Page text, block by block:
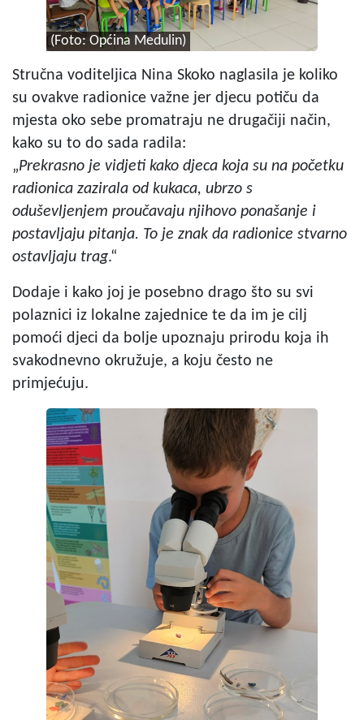
(Foto: Općina Medulin)
Stručna voditeljica Nina Skoko naglasila je koliko
su ovakve radionice važne jer djecu potiču da
mjesta oko sebe promatraju ne drugačiji način,
kako su to do sada radila:
„Prekrasno je vidjeti kako djeca koja su na početku
radionica zazirala od kukaca, ubrzo s
oduševljenjem proučavaju njihovo ponašanje i
postavljaju pitanja. To je znak da radionice stvarno
ostavljaju trag.“
Dodaje i kako joj je posebno drago što su svi
polaznici iz lokalne zajednice te da im je cilj
pomoći djeci da bolje upoznaju prirodu koja ih
svakodnevno okružuje, a koju često ne
primjećuju.